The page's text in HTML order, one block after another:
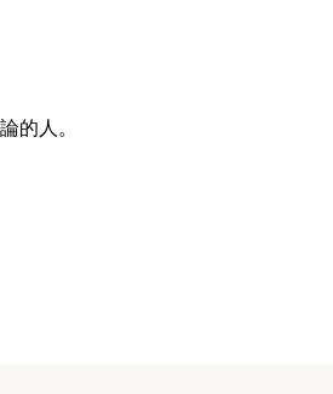
的人。